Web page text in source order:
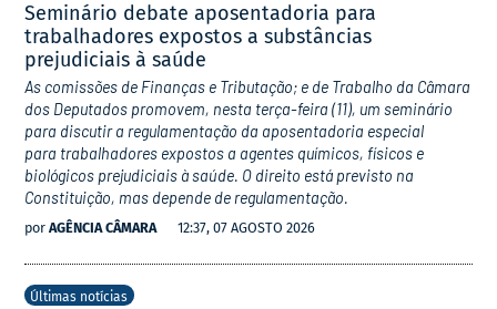
Seminário debate aposentadoria para
trabalhadores expostos a substâncias
prejudiciais à saúde
As comissões de Finanças e Tributação; e de Trabalho da Câmara
dos Deputados promovem, nesta terça-feira (11), um seminário
para discutir a regulamentação da aposentadoria especial
para trabalhadores expostos a agentes químicos, físicos e
biológicos prejudiciais à saúde. O direito está previsto na
Constituição, mas depende de regulamentação.
por AGÊNCIA CÂMARA 12:37, 07 AGOSTO 2026
Últimas notícias